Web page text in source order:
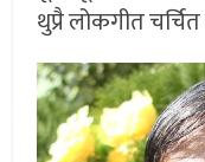
थुप्रै लोकगीत